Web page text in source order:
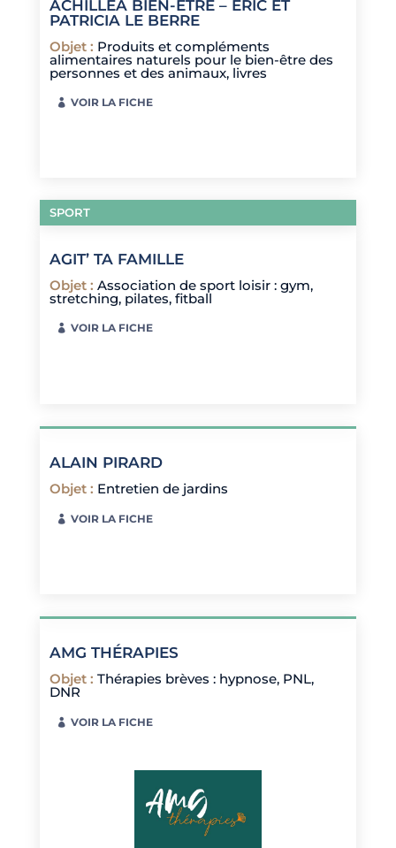
ACHILLEA BIEN-ÊTRE – ÉRIC ET
PATRICIA LE BERRE
Objet : Produits et compléments
alimentaires naturels pour le bien-être des
personnes et des animaux, livres
VOIR LA FICHE
SPORT
AGIT’ TA FAMILLE
Objet : Association de sport loisir : gym,
stretching, pilates, fitball
VOIR LA FICHE
ALAIN PIRARD
Objet : Entretien de jardins
VOIR LA FICHE
AMG THÉRAPIES
Objet : Thérapies brèves : hypnose, PNL,
DNR
VOIR LA FICHE